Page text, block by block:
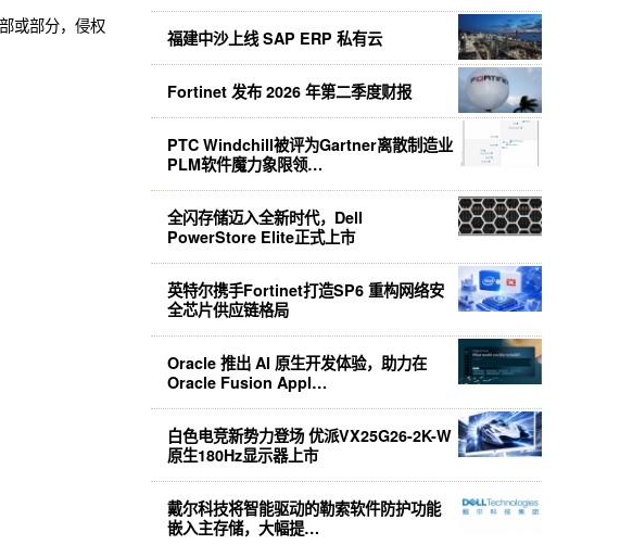
或部分，侵权
福建中沙上线 SAP ERP 私有云
Fortinet 发布 2026 年第二季度财报
PTC Windchill被评为Gartner离散制造业
PLM软件魔力象限领…
全闪存储迈入全新时代，Dell
PowerStore Elite正式上市
英特尔携手Fortinet打造SP6 重构网络安
全芯片供应链格局
Oracle 推出 AI 原生开发体验，助力在
Oracle Fusion Appl…
白色电竞新势力登场 优派VX25G26-2K-W
原生180Hz显示器上市
戴尔科技将智能驱动的勒索软件防护功能
嵌入主存储，大幅提…